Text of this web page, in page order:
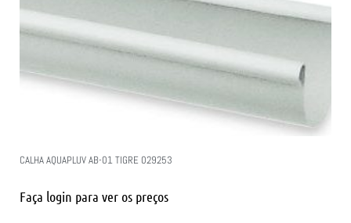
CALHA AQUAPLUV AB-01 TIGRE 029253
Faça login para ver os preços